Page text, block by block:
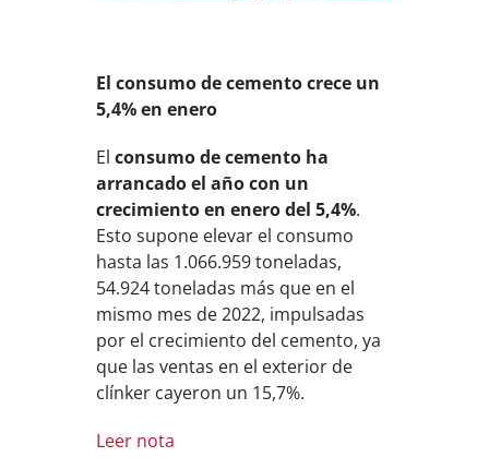
El consumo de cemento crece un
5,4% en enero
El consumo de cemento ha
arrancado el año con un
crecimiento en enero del 5,4%.
Esto supone elevar el consumo
hasta las 1.066.959 toneladas,
54.924 toneladas más que en el
mismo mes de 2022, impulsadas
por el crecimiento del cemento, ya
que las ventas en el exterior de
clínker cayeron un 15,7%.
Leer nota